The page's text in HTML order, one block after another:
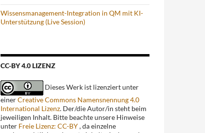
Wissensmanagement-Integration in QM mit KI-
Unterstützung (Live Session)
CC-BY 4.0 LIZENZ
Dieses Werk ist lizenziert unter
einerCreative Commons Namensnennung 4.0
International Lizenz. Der/die Autor/in steht beim
jeweiligen Inhalt. Bitte beachte unsere Hinweise
unter Freie Lizenz: CC-BY, da einzelne